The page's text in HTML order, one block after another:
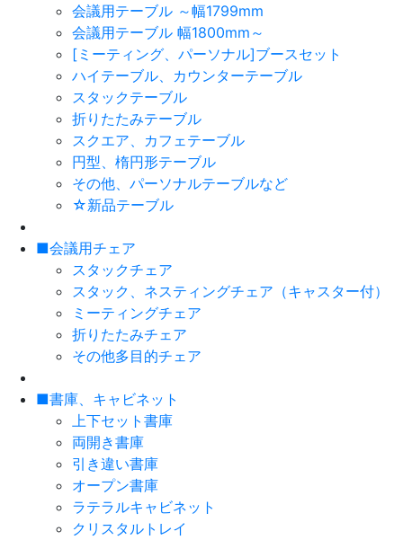
会議用テーブル ～幅1799mm
会議用テーブル 幅1800mm～
[ミーティング、パーソナル]ブースセット
ハイテーブル、カウンターテーブル
スタックテーブル
折りたたみテーブル
スクエア、カフェテーブル
円型、楕円形テーブル
その他、パーソナルテーブルなど
☆新品テーブル
■会議用チェア
スタックチェア
スタック、ネスティングチェア（キャスター付）
ミーティングチェア
折りたたみチェア
その他多目的チェア
■書庫、キャビネット
上下セット書庫
両開き書庫
引き違い書庫
オープン書庫
ラテラルキャビネット
クリスタルトレイ